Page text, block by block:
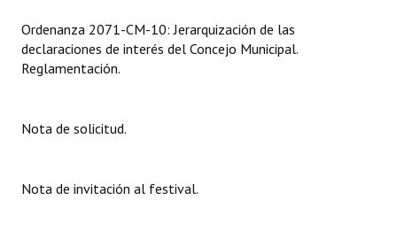
Organigrama
Informes de Gestión
Ordenanza 2071-CM-10: Jerarquización de las
declaraciones de interés del Concejo Municipal.
Reglamentación.
Nota de solicitud.
Nota de invitación al festival.